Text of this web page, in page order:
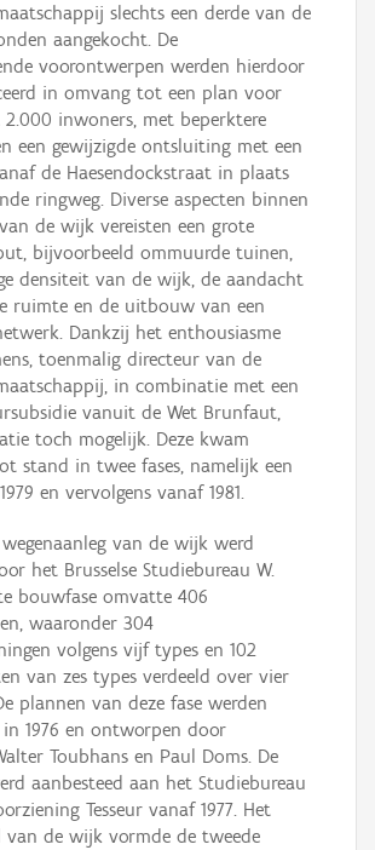
slechts een derde van de
aangekocht. De
voorontwerpen werden hierdoor
in omvang tot een plan voor
inwoners, met beperktere
een gewijzigde ontsluiting met een
de Haesendockstraat in plaats
ringweg. Diverse aspecten binnen
de wijk vereisten een grote
bijvoorbeeld ommuurde tuinen,
densiteit van de wijk, de aandacht
ruimte en de uitbouw van een
Dankzij het enthousiasme
toenmalig directeur van de
in combinatie met een
vanuit de Wet Brunfaut,
toch mogelijk. Deze kwam
stand in twee fases, namelijk een
en vervolgens vanaf 1981.
wegenaanleg van de wijk werd
het Brusselse Studiebureau W.
bouwfase omvatte 406
waaronder 304
volgens vijf types en 102
van zes types verdeeld over vier
plannen van deze fase werden
in 1976 en ontworpen door
Toubhans en Paul Doms. De
aanbesteed aan het Studiebureau
Tesseur vanaf 1977. Het
van de wijk vormde de tweede